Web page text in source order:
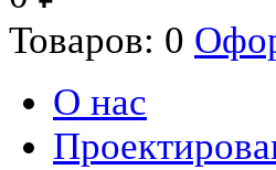
Товаров: 0
О нас